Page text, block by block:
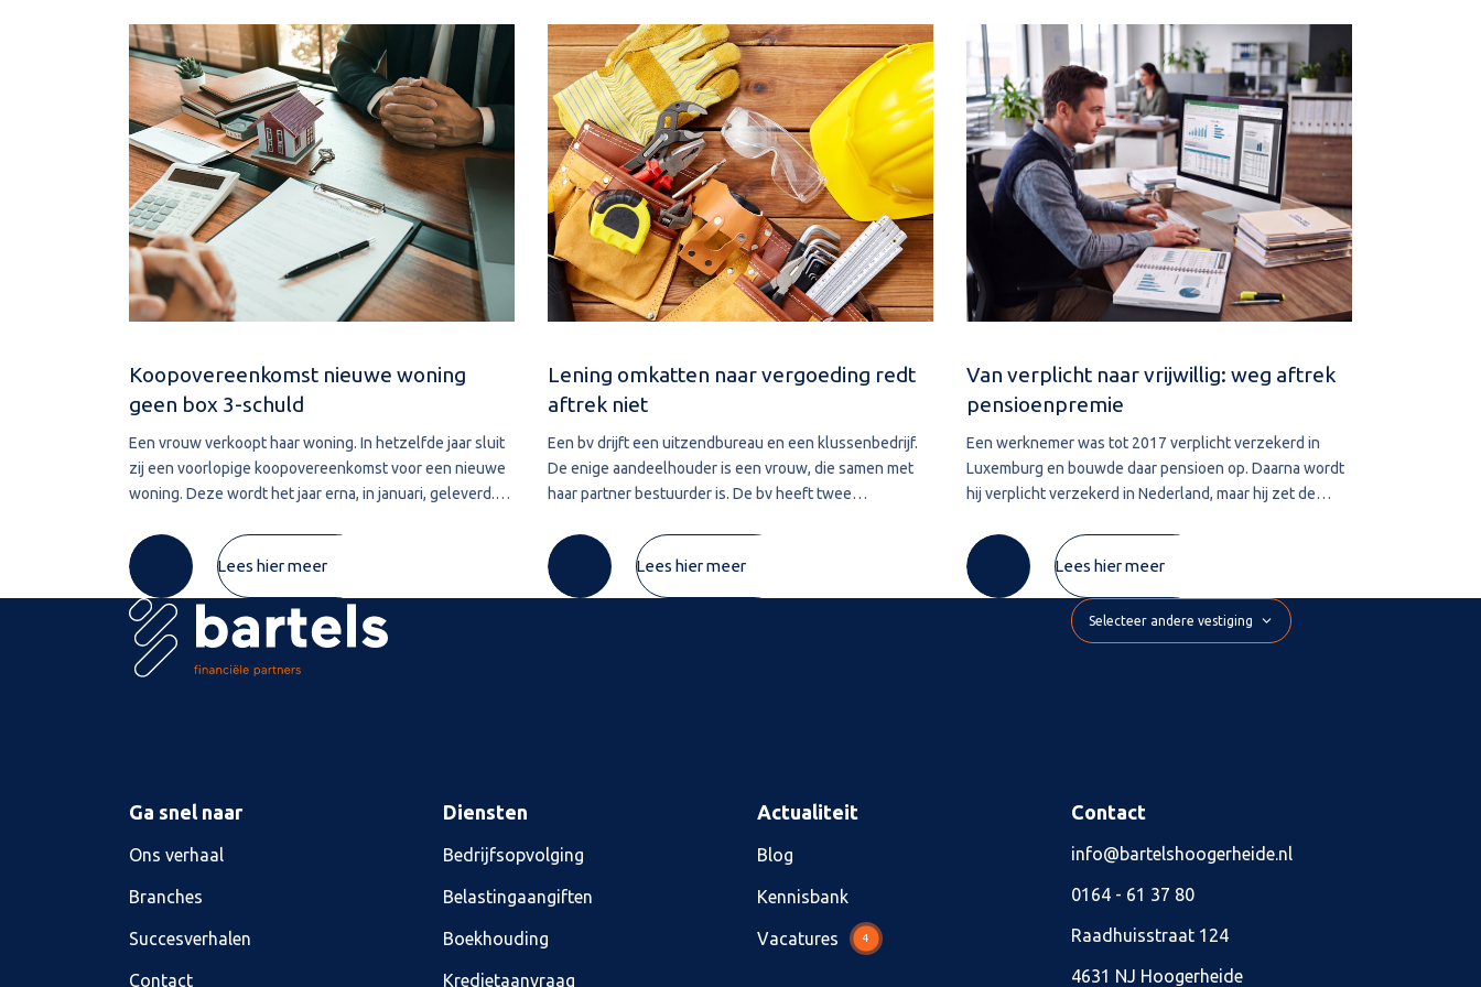
Koopovereenkomst nieuwe woning
geen box 3-schuld
Een vrouw verkoopt haar woning. In hetzelfde jaar sluit
zij een voorlopige koopovereenkomst voor een nieuwe
woning. Deze wordt het jaar erna, in januari, geleverd.
naar de derdengeldrekening van
Lees hier meer
Lening omkatten naar vergoeding redt
aftrek niet
Een bv drijft een uitzendbureau en een klussenbedrijf.
De enige aandeelhouder is een vrouw, die samen met
haar partner bestuurder is. De bv heeft twee
vordering van ruim € 74.000 betreft de
Lees hier meer
Van verplicht naar vrijwillig: weg aftrek
pensioenpremie
Een werknemer was tot 2017 verplicht verzekerd in
Luxemburg en bouwde daar pensioen op. Daarna wordt
hij verplicht verzekerd in Nederland, maar hij zet de
premie die hij zelf betaalt, wil hij
Lees hier meer
Selecteer andere vestiging
Ga snel naar
Ons verhaal
Branches
Succesverhalen
Contact
Diensten
Bedrijfsopvolging
Belastingaangiften
Boekhouding
Kredietaanvraag
Actualiteit
Blog
Kennisbank
Vacatures 4
Contact
info@bartelshoogerheide.nl
0164 - 61 37 80
Raadhuisstraat 124
4631 NJ Hoogerheide